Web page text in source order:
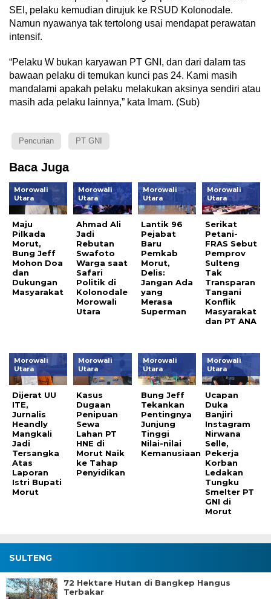
SEI, pelaku kemudian dirujuk ke RSUD Kolonodale.
Namun nyawanya tak tertolong usai mendapat perawatan
intensif.
“Pelaku W bukan karyawan PT GNI, dan dari dalam tas
bawaan pelaku di temukan kunci pas 24. Kami masih
mandalami apakah pelaku melakukan aksinya sendiri atau
masih ada pelaku lainnya,” kata Imam. (Sub)
Pencurian PT GNI
Baca Juga
Morowali
Utara
Maju
Pilkada
Morut,
Bung Jeff
Mohon Doa
dan
Dukungan
Masyarakat
Morowali
Utara
Ahmad Ali
Jadi
Rebutan
Swafoto
Warga saat
Safari
Politik di
Kolonodale
Morowali
Utara
Morowali
Utara
Lantik 96
Pejabat
Baru
Pemkab
Morut,
Delis:
Jangan Ada
yang
Merasa
Superman
Morowali
Utara
Serikat
Petani-
FRAS Sebut
Pemprov
Sulteng
Tak
Transparan
Tangani
Konflik
Masyarakat
dan PT ANA
Morowali
Utara
Dijerat UU
ITE,
Jurnalis
Heandly
Mangkali
Jadi
Tersangka
Atas
Laporan
Istri Bupati
Morut
Morowali
Utara
Kasus
Dugaan
Penipuan
Sewa
Lahan PT
HNE di
Morut Naik
ke Tahap
Penyidikan
Morowali
Utara
Bung Jeff
Tekankan
Pentingnya
Junjung
Tinggi
Nilai-nilai
Kemanusiaan
Morowali
Utara
Ucapan
Duka
Banjiri
Instagram
Nirwana
Selle,
Pekerja
Korban
Ledakan
Tungku
Smelter PT
GNI di
Morut
SULTENG
72 Hektare Hutan di Bangkep Hangus
Terbakar